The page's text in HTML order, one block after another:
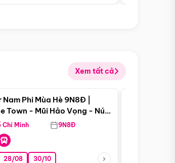
Xem tất cả
Điểm nổi bật
Nam Phi Mùa Hè 9N8Đ |
Town - Mũi Hảo Vọng - Núi
- Johannesburg - Pretoria -
- Lodge
Chí Minh 9N8Đ
28/08 30/10